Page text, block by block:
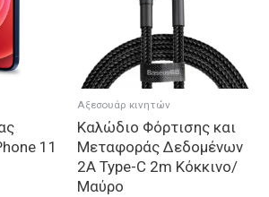
11
Αξεσουάρ κινητών
Καλώδιο Φόρτισης και
Μεταφοράς Δεδομένων
2A Type-C 2m Κόκκινο/
Μαύρο